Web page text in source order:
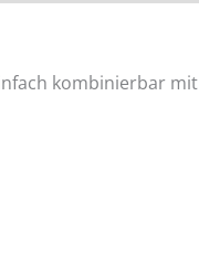
kombinierbar